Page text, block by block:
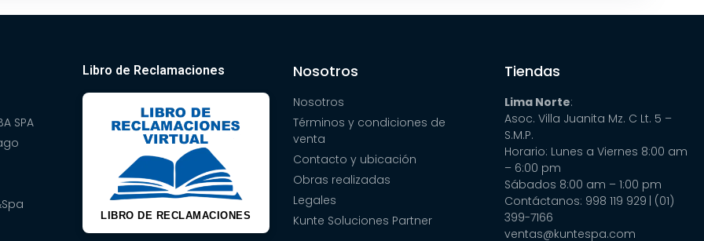
SPA
Libro de Reclamaciones
LIBRO DE RECLAMACIONES
Nosotros
Nosotros
Términos y condiciones de
venta
Contacto y ubicación
Obras realizadas
Legales
Kunte Soluciones Partner
Tiendas
Lima Norte:
Asoc. Villa Juanita Mz. C Lt. 5 –
S.M.P.
Horario: Lunes a Viernes 8:00 am
– 6:00 pm
Sábados 8:00 am – 1:00 pm
Contáctanos: 998 119 929 | (01)
399-7166
ventas@kuntespa.com